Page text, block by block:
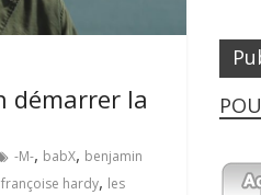
démarrer la
-M-, babX, benjamin
françoise hardy, les